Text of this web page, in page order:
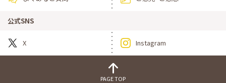
公式SNS
X Instagram
PAGE TOP